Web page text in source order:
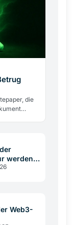
die
werden –
Web3-